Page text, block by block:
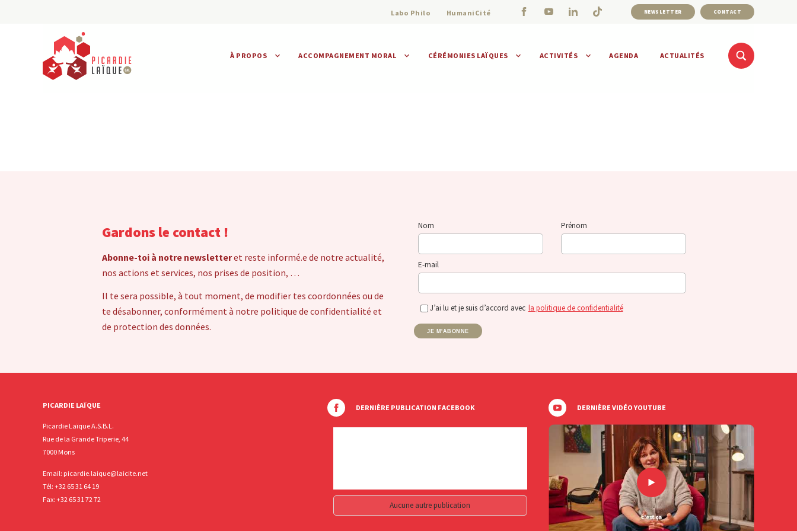
Labo Philo HumaniCité NEWSLETTER CONTACT
À PROPOS ACCOMPAGNEMENT MORAL CÉRÉMONIES LAÏQUES ACTIVITÉS AGENDA ACTUALITÉS
Gardons le contact !
Abonne-toi à notre newsletteret reste informé.e de notre actualité,
nos actions et services, nos prises de position, …
Il te sera possible, à tout moment, de modifier tes coordonnées ou de
te désabonner, conformément à notre politique de confidentialité et
de protection des données.
Nom Prénom
E-mail
J’ai lu et je suis d’accord avec la politique de confidentialité
JE M'ABONNE
PICARDIE LAÏQUE
Picardie Laïque A.S.B.L.
Rue de la Grande Triperie, 44
7000 Mons
Email: picardie.laique@laicite.net
Tél: +32 65 31 64 19
Fax: +32 65 31 72 72
DERNIÈRE PUBLICATION FACEBOOK
Aucune autre publication
DERNIÈRE VIDÉO YOUTUBE